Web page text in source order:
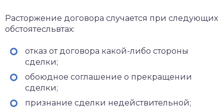
Расторжение договора случается при следующих
обстоятесльвтах:
отказ от договора какой-либо стороны
сделки;
обоюдное соглашение о прекращении
сделки;
признание сделки недействительной;